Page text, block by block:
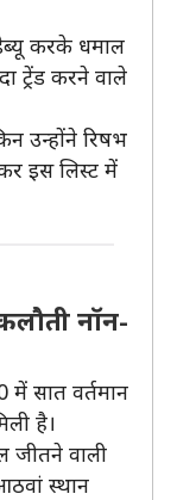
करके धमाल
ट्रेंड करने वाले
उन्होंने रिषभ
इस लिस्ट में
नॉन-
में सात वर्तमान
है।
जीतने वाली
स्थान